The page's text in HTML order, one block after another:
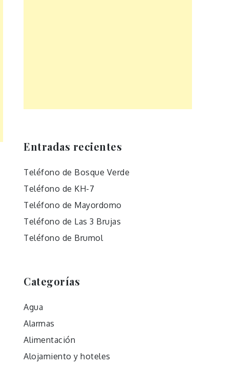
Entradas recientes
Teléfono de Bosque Verde
Teléfono de KH-7
Teléfono de Mayordomo
Teléfono de Las 3 Brujas
Teléfono de Brumol
Categorías
Agua
Alarmas
Alimentación
Alojamiento y hoteles